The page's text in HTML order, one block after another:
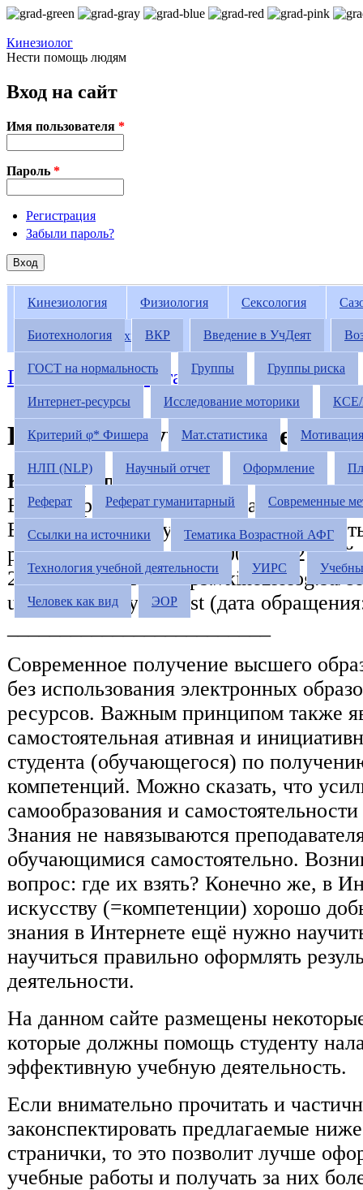
Перейти к основному содержанию
Кинезиолог
Нести помощь людям
Вход на сайт
Имя пользователя *
Пароль *
Регистрация
Забыли пароль?
Кинезиология Физиология Сексология
Биотехнология ВКР Введение в УчДеят
ГОСТ на нормальность Группы Группы риска
Интернет-ресурсы Исследование моторики
Критерий φ* Фишера Мат.статистика Мотивация
НЛП (NLP) Научный отчет Оформление
Реферат Реферат гуманитарный Современные
Ссылки на источники Тематика Возрастной АФГ
Технология учебной деятельности УИРС
Человек как вид ЭОР
Притчи Бодхи
Вы здесь
Главная»Студентам
Введение в учебную
Краткое описание:
Библиографическая ссылка для
В.Ф. Введение в учебную
ресурс] // Кинезиолог, 2009-2022:
21.09.2022. URL: https://kineziolog.su/
uchebnuyu-deyatelnost (дата
Современное получение высшего
без использования электронных
ресурсов. Важным принципом также
самостоятельная ативная и
студента (обучающегося) по
компетенций. Можно сказать, что
самообразования и
Знания не навязываются
обучающимися самостоятельно.
вопрос: где их взять? Конечно же, в
искусству (=компетенции) хорошо
знания в Интернете ещё нужно
научиться правильно оформлять
деятельности.
На данном сайте размещены
которые должны помощь студенту
эффективную учебную деятельность.
Если внимательно прочитать и
законспектировать предлагаемые
странички, то это позволит лучше
учебные работы и получать за них